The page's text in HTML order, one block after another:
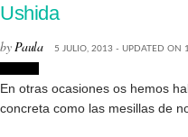
Ushida
byPaula 5 JULIO, 2013 - UPDATED ON
En otras ocasiones os hemos
concreta como las mesillas de